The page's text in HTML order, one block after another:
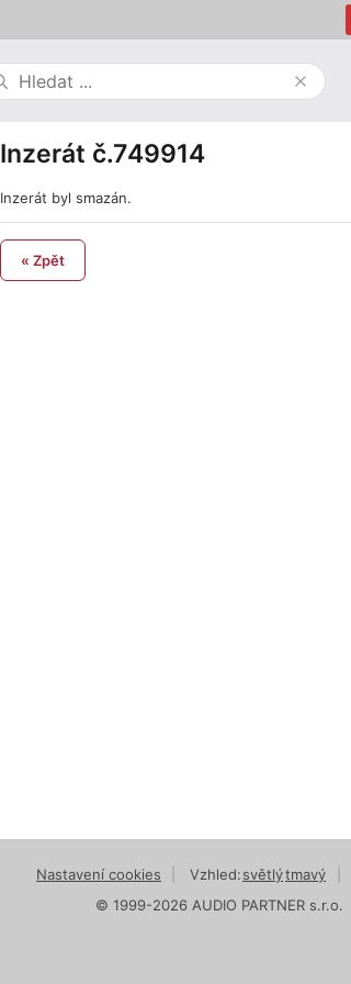
Inzerát č.749914
Inzerát byl smazán.
« Zpět
Nastavení cookies Vzhled:světlýtmavý
© 1999-2026 AUDIO PARTNER s.r.o.